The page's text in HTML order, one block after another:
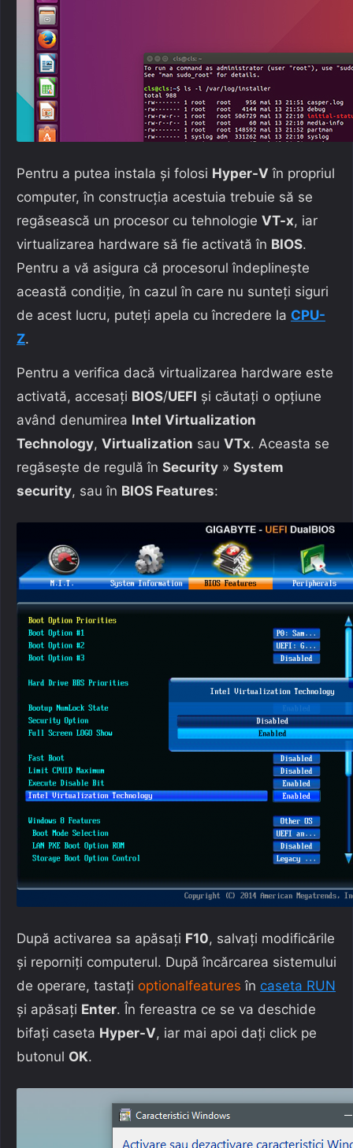
Pentru a putea instala și folosi Hyper-V în propriul
computer, în construcția acestuia trebuie să se
regăsească un procesor cu tehnologie VT-x, iar
virtualizarea hardware să fie activată în BIOS.
Pentru a vă asigura că procesorul îndeplinește
această condiție, în cazul în care nu sunteți siguri
de acest lucru, puteți apela cu încredere la CPU-
Z.
Pentru a verifica dacă virtualizarea hardware este
activată, accesați BIOS/UEFI și căutați o opțiune
având denumirea Intel Virtualization
Technology, Virtualization sau VTx. Aceasta se
regăsește de regulă în Security » System
security, sau în BIOS Features:
După activarea sa apăsați F10, salvați modificările
și reporniți computerul. După încărcarea sistemului
de operare, tastați optionalfeatures în caseta RUN
și apăsați Enter. În fereastra ce se va deschide
bifați caseta Hyper-V, iar mai apoi dați click pe
butonul OK.